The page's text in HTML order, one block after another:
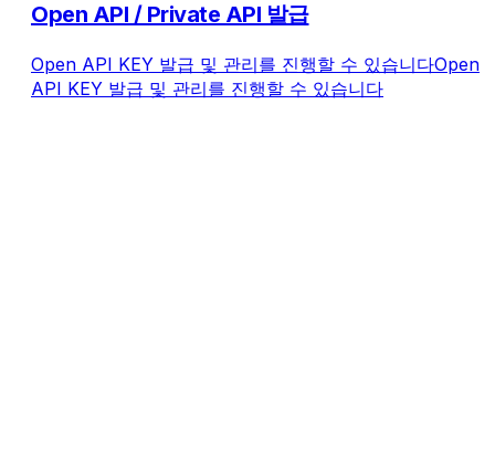
Open API / Private API 발급
Open API KEY 발급 및 관리를 진행할 수 있습니다Open
API KEY 발급 및 관리를 진행할 수 있습니다